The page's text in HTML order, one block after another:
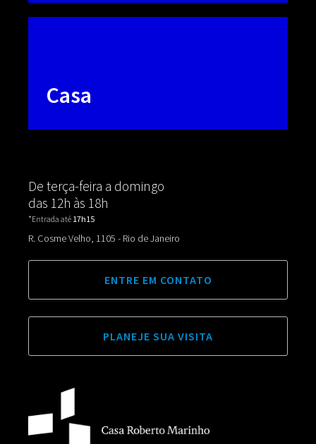
Casa
De terça-feira a domingo
das 12h às 18h
*Entrada até 17h15
R. Cosme Velho, 1105 - Rio de Janeiro
ENTRE EM CONTATO
PLANEJE SUA VISITA